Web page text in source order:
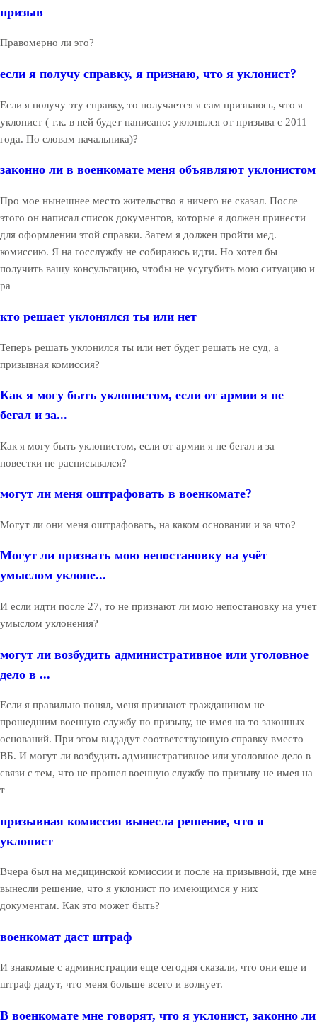
призыв
Правомерно ли это?
если я получу справку, я признаю, что я уклонист?
Если я получу эту справку, то получается я сам признаюсь, что я
уклонист ( т.к. в ней будет написано: уклонялся от призыва с 2011
года. По словам начальника)?
законно ли в военкомате меня объявляют уклонистом
Про мое нынешнее место жительство я ничего не сказал. После
этого он написал список документов, которые я должен принести
для оформлении этой справки. Затем я должен пройти мед.
комиссию. Я на госслужбу не собираюсь идти. Но хотел бы
получить вашу консультацию, чтобы не усугубить мою ситуацию и
ра
кто решает уклонялся ты или нет
Теперь решать уклонился ты или нет будет решать не суд, а
призывная комиссия?
Как я могу быть уклонистом, если от армии я не
бегал и за...
Как я могу быть уклонистом, если от армии я не бегал и за
повестки не расписывался?
могут ли меня оштрафовать в военкомате?
Могут ли они меня оштрафовать, на каком основании и за что?
Могут ли признать мою непостановку на учёт
умыслом уклоне...
И если идти после 27, то не признают ли мою непостановку на учет
умыслом уклонения?
могут ли возбудить административное или уголовное
дело в ...
Если я правильно понял, меня признают гражданином не
прошедшим военную службу по призыву, не имея на то законных
оснований. При этом выдадут соответствующую справку вместо
ВБ. И могут ли возбудить административное или уголовное дело в
связи с тем, что не прошел военную службу по призыву не имея на
т
призывная комиссия вынесла решение, что я
уклонист
Вчера был на медицинской комиссии и после на призывной, где мне
вынесли решение, что я уклонист по имеющимся у них
документам. Как это может быть?
военкомат даст штраф
И знакомые с администрации еще сегодня сказали, что они еще и
штраф дадут, что меня больше всего и волнует.
В военкомате мне говорят, что я уклонист, законно ли